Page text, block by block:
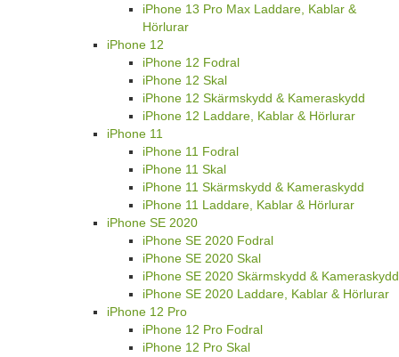
iPhone 13 Pro Max Laddare, Kablar &
Hörlurar
iPhone 12
iPhone 12 Fodral
iPhone 12 Skal
iPhone 12 Skärmskydd & Kameraskydd
iPhone 12 Laddare, Kablar & Hörlurar
iPhone 11
iPhone 11 Fodral
iPhone 11 Skal
iPhone 11 Skärmskydd & Kameraskydd
iPhone 11 Laddare, Kablar & Hörlurar
iPhone SE 2020
iPhone SE 2020 Fodral
iPhone SE 2020 Skal
iPhone SE 2020 Skärmskydd & Kameraskydd
iPhone SE 2020 Laddare, Kablar & Hörlurar
iPhone 12 Pro
iPhone 12 Pro Fodral
iPhone 12 Pro Skal